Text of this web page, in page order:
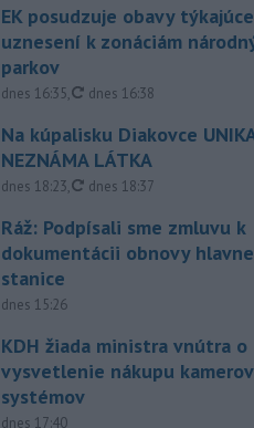
EK posudzuje obavy
uznesení k zonáciám
parkov
dnes 16:35, aktualizované
dnes 16:38
Na kúpalisku Diakovce
NEZNÁMA LÁTKA
dnes 18:23, aktualizované
dnes 18:37
Ráž: Podpísali sme zmluvu k
dokumentácii obnovy
stanice
dnes 15:26
KDH žiada ministra vnútra o
vysvetlenie nákupu
systémov
dnes 17:40